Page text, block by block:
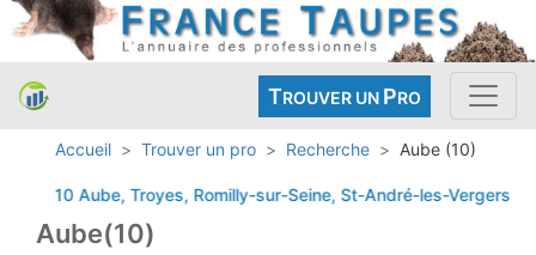
TROUVER UN PRO
Accueil Trouver un pro Recherche Aube (10)
10 Aube, Troyes, Romilly-sur-Seine, St-André-les-Vergers
Aube(10)